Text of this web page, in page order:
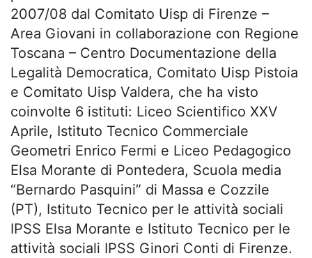
2007/08 dal Comitato Uisp di Firenze –
Area Giovani in collaborazione con Regione
Toscana – Centro Documentazione della
Legalità Democratica, Comitato Uisp Pistoia
e Comitato Uisp Valdera, che ha visto
coinvolte 6 istituti: Liceo Scientifico XXV
Aprile, Istituto Tecnico Commerciale
Geometri Enrico Fermi e Liceo Pedagogico
Elsa Morante di Pontedera, Scuola media
“Bernardo Pasquini” di Massa e Cozzile
(PT), Istituto Tecnico per le attività sociali
IPSS Elsa Morante e Istituto Tecnico per le
attività sociali IPSS Ginori Conti di Firenze.